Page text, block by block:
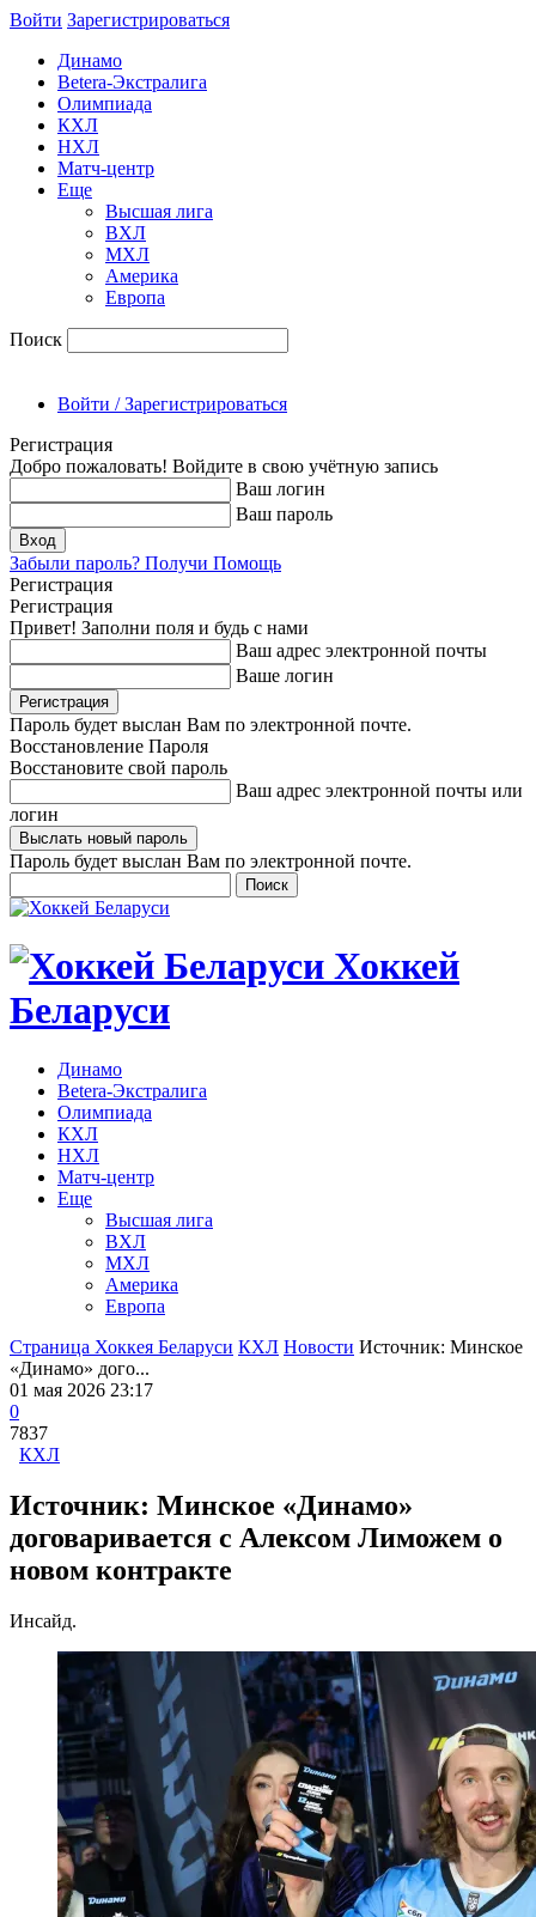
Войти Зарегиcтрироваться
Динамо
Betera-Экстралига
Олимпиада
КХЛ
НХЛ
Матч-центр
Еще
Высшая лига
ВХЛ
МХЛ
Америка
Европа
Поиск
Войти / Зарегистрироваться
Регистрация
Добро пожаловать! Войдите в свою учётную запись
Ваш логин
Ваш пароль
Забыли пароль? Получи Помощь
Регистрация
Регистрация
Привет! Заполни поля и будь с нами
Ваш адрес электронной почты
Ваше логин
Пароль будет выслан Вам по электронной почте.
Восстановление Пароля
Восстановите свой пароль
Ваш адрес электронной почты или
логин
Пароль будет выслан Вам по электронной почте.
Хоккей
Беларуси
Динамо
Betera-Экстралига
Олимпиада
КХЛ
НХЛ
Матч-центр
Еще
Высшая лига
ВХЛ
МХЛ
Америка
Европа
Страница Хоккея Беларуси КХЛ Новости Источник: Минское
«Динамо» дого...
01 мая 2026 23:17
0
7837
КХЛ
Источник: Минское «Динамо»
договаривается с Алексом Лиможем о
новом контракте
Инсайд.